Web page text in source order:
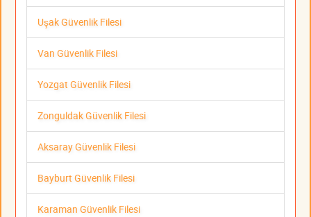
Uşak Güvenlik Filesi
Van Güvenlik Filesi
Yozgat Güvenlik Filesi
Zonguldak Güvenlik Filesi
Aksaray Güvenlik Filesi
Bayburt Güvenlik Filesi
Karaman Güvenlik Filesi